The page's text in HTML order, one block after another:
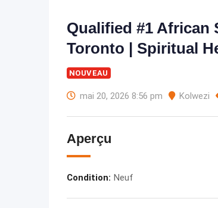
Qualified #1 African
Toronto | Spiritual
NOUVEAU
mai 20, 2026 8:56 pm Kolwezi
Aperçu
Condition: Neuf